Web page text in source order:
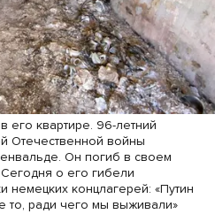
его квартире. 96-летний
Отечественной войны
Он погиб в своем
о его гибели
немецких концлагерей: «Путин
то, ради чего мы выживали»